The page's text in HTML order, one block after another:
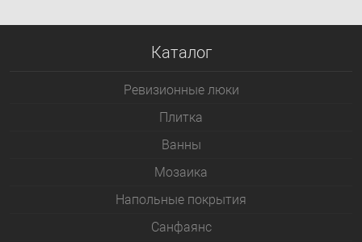
Каталог
Ревизионные люки
Плитка
Bанны
Мозаика
Напольные покрытия
Санфаянс